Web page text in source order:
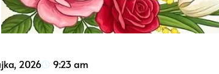
2026
9:23 am